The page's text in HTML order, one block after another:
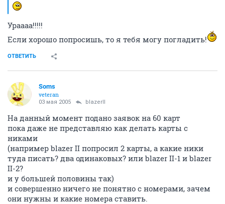
Ураааа!!!!!
Если хорошо попросишь, то я тебя могу погладить!
ОТВЕТИТЬ
Soms
veteran
03 мая 2005 blazerII
На данный момент подано заявок на 60 карт
пока даже не представляю как делать карты с
никами
(например blazer II попросил 2 карты, а какие ники
туда писать? два одинаковых? или blazer II-1 и blazer
II-2?
и у большей половины так)
и совершенно ничего не понятно с номерами, зачем
они нужны и какие номера ставить.